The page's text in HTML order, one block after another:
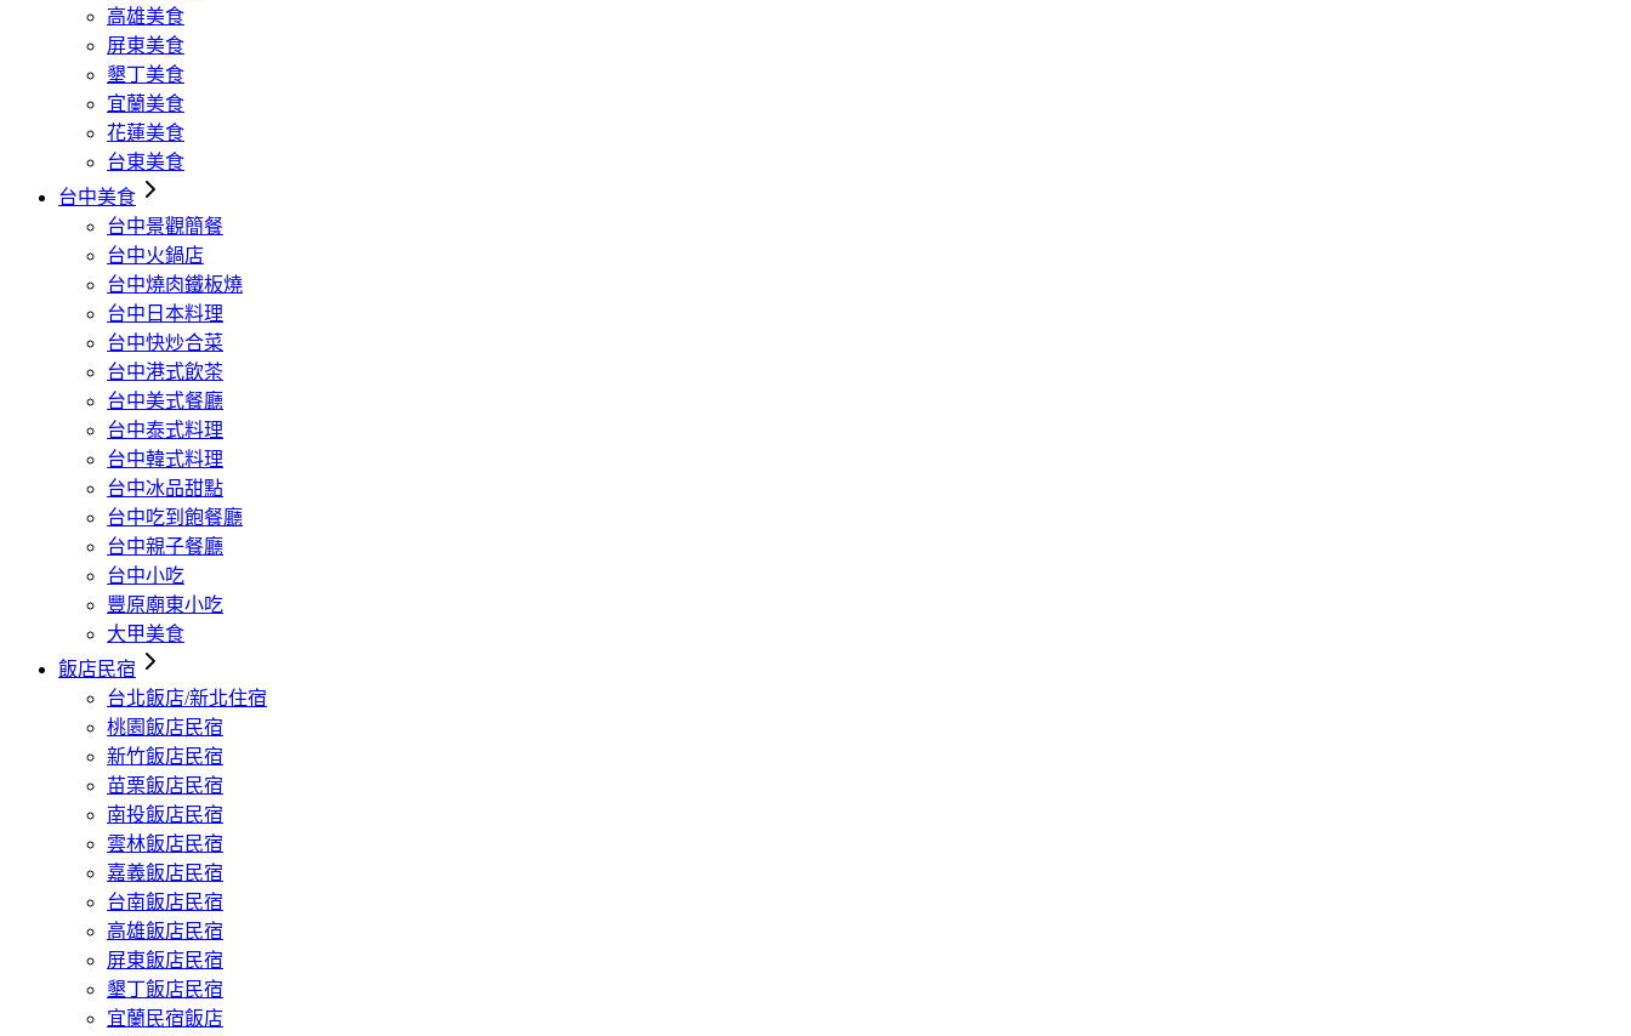
高雄美食
屏東美食
墾丁美食
宜蘭美食
花蓮美食
台東美食
台中美食
台中景觀簡餐
台中火鍋店
台中燒肉鐵板燒
台中日本料理
台中快炒合菜
台中港式飲茶
台中美式餐廳
台中泰式料理
台中韓式料理
台中冰品甜點
台中吃到飽餐廳
台中親子餐廳
台中小吃
豐原廟東小吃
大甲美食
飯店民宿
台北飯店/新北住宿
桃園飯店民宿
新竹飯店民宿
苗栗飯店民宿
南投飯店民宿
雲林飯店民宿
嘉義飯店民宿
台南飯店民宿
高雄飯店民宿
屏東飯店民宿
墾丁飯店民宿
宜蘭民宿飯店